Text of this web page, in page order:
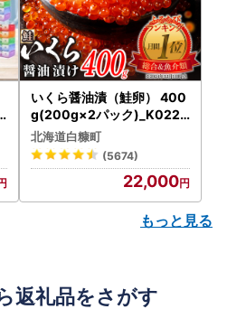
いくら醤油漬（鮭卵） 400
g(200g×2パック)_K022-
1676
北海道白糠町
(5674)
22,000
もっと見る
返礼品をさがす